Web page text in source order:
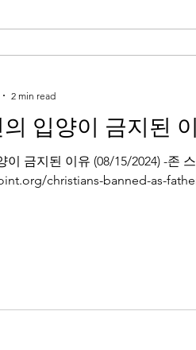
입양이 금지된
이 금지된 이유 (08/15/2024) -존
christians-banned-as-
2 min read